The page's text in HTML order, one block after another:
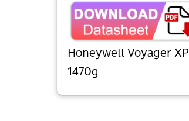
Honeywell Voyager XP
1470g